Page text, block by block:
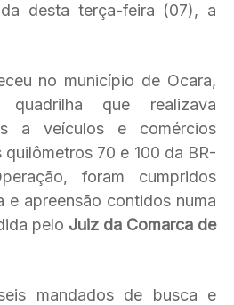
desta terça-feira (07), a
no município de Ocara,
quadrilha que realizava
a veículos e comércios
70 e 100 da BR-
foram cumpridos
e apreensão contidos numa
pelo Juiz da Comarca de
mandados de busca e